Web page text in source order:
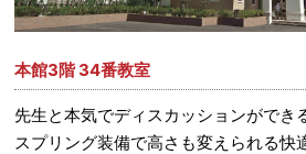
本館3階 34番教室
先生と本気でディスカッションができ
スプリング装備で高さも変えられる快